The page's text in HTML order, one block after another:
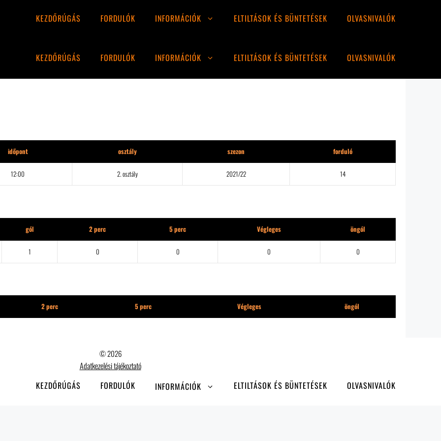
KEZDŐRÚGÁS FORDULÓK INFORMÁCIÓK ELTILTÁSOK ÉS BÜNTETÉSEK OLVASNIVALÓK
KEZDŐRÚGÁS FORDULÓK INFORMÁCIÓK ELTILTÁSOK ÉS BÜNTETÉSEK OLVASNIVALÓK
időpont osztály szezon forduló
12:00 2. osztály 2021/22 14
gól 2 perc 5 perc Végleges öngól
1 0 0 0 0
2 perc 5 perc Végleges öngól
© 2026
Adatkezelési tájékoztató
KEZDŐRÚGÁS
FORDULÓK INFORMÁCIÓK ELTILTÁSOK ÉS BÜNTETÉSEK OLVASNIVALÓK